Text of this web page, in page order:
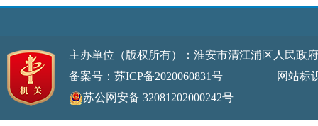
主办单位（版权所有）：淮安市清江浦区人民
备案号：苏ICP备2020060831号
网站标识码
苏公网安备 32081202000242号